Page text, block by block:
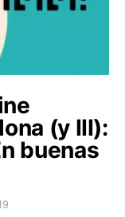
(y III):
buenas